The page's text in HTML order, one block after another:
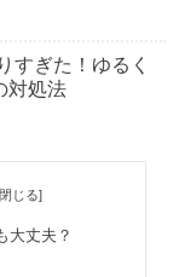
すぎた！ゆるく
対処法
ても
大丈夫？